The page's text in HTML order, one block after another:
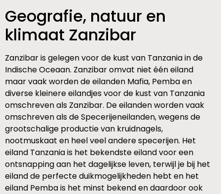
Geografie, natuur en
klimaat Zanzibar
Zanzibar is gelegen voor de kust van Tanzania in de
Indische Oceaan. Zanzibar omvat niet één eiland
maar vaak worden de eilanden Mafia, Pemba en
diverse kleinere eilandjes voor de kust van Tanzania
omschreven als Zanzibar. De eilanden worden vaak
omschreven als de Specerijeneilanden, wegens de
grootschalige productie van kruidnagels,
nootmuskaat en heel veel andere specerijen. Het
eiland Tanzania is het bekendste eiland voor een
ontsnapping aan het dagelijkse leven, terwijl je bij het
eiland de perfecte duikmogelijkheden hebt en het
eiland Pemba is het minst bekend en daardoor ook